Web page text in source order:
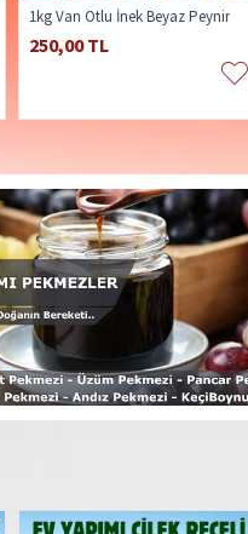
1kg Van Otlu İnek Beyaz Peynir
250,00 TL